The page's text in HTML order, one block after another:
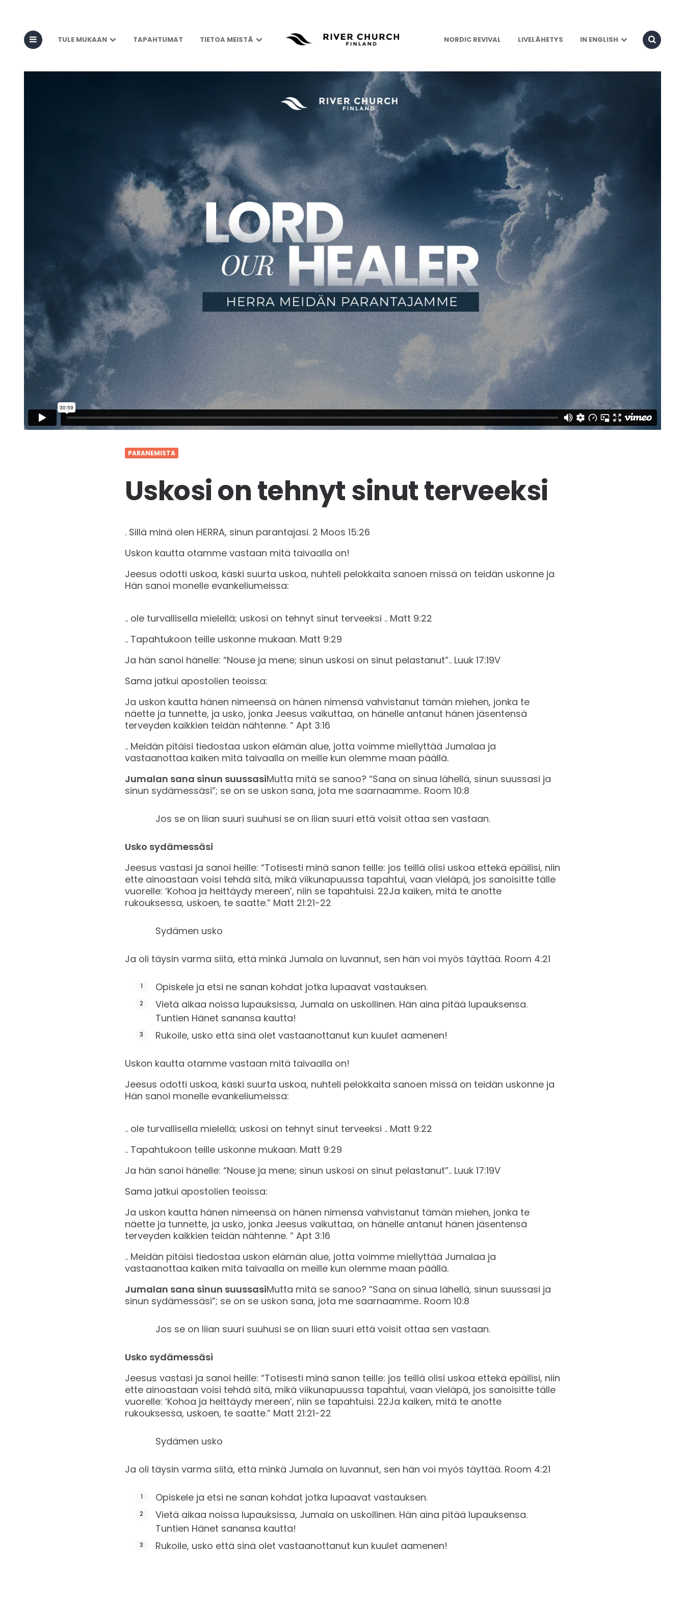
TULE MUKAAN TAPAHTUMAT TIETOA MEISTÄ NORDIC REVIVAL LIVELÄHETYS IN ENGLISH
PARANEMISTA
Uskosi on tehnyt sinut terveeksi
. Sillä minä olen HERRA, sinun parantajasi. ‭‭2 Moos ‭15:26‬ ‬‬
Uskon kautta otamme vastaan mitä taivaalla on!
Jeesus odotti uskoa, käski suurta uskoa, nuhteli pelokkaita sanoen missä on teidän uskonne ja
Hän sanoi monelle evankeliumeissa:
.. ole turvallisella mielellä; uskosi on tehnyt sinut terveeksi .. ‭‭Matt‬ ‭9:22‬‬
.. Tapahtukoon teille uskonne mukaan. ‭‭Matt‬ ‭9:29‬ ‬‬
Ja hän sanoi hänelle: “Nouse ja mene; sinun uskosi on sinut pelastanut”.. ‭‭Luuk‬ ‭17:19‬V
Sama jatkui apostolien teoissa:
Ja uskon kautta hänen nimeensä on hänen nimensä vahvistanut tämän miehen, jonka te
näette ja tunnette, ja usko, jonka Jeesus vaikuttaa, on hänelle antanut hänen jäsentensä
terveyden kaikkien teidän nähtenne. ” ‭‭Apt‬ ‭3:16‬ ‬‬
.. Meidän pitäisi tiedostaa uskon elämän alue, jotta voimme miellyttää Jumalaa ja
vastaanottaa kaiken mitä taivaalla on meille kun olemme maan päällä.
Jumalan sana sinun suussasiMutta mitä se sanoo? “Sana on sinua lähellä, sinun suussasi ja
sinun sydämessäsi”; se on se uskon sana, jota me saarnaamme.. ‭‭Room‬ ‭10:8‬ ‭‬‬
Jos se on liian suuri suuhusi se on liian suuri että voisit ottaa sen vastaan.
Usko sydämessäsi
Jeesus vastasi ja sanoi heille: “Totisesti minä sanon teille: jos teillä olisi uskoa ettekä epäilisi, niin
ette ainoastaan voisi tehdä sitä, mikä viikunapuussa tapahtui, vaan vieläpä, jos sanoisitte tälle
vuorelle: ‘Kohoa ja heittäydy mereen’, niin se tapahtuisi. 22Ja kaiken, mitä te anotte
rukouksessa, uskoen, te saatte.” ‭‭Matt‬ ‭21:21-22‬ ‬
Sydämen usko
Ja oli täysin varma siitä, että minkä Jumala on luvannut, sen hän voi myös täyttää. ‭‭Room‬ ‭4:21‬‬
Opiskele ja etsi ne sanan kohdat jotka lupaavat vastauksen.
Vietä aikaa noissa lupauksissa, Jumala on uskollinen. Hän aina pitää lupauksensa.
Tuntien Hänet sanansa kautta!
Rukoile, usko että sinä olet vastaanottanut kun kuulet aamenen!
Uskon kautta otamme vastaan mitä taivaalla on!
Jeesus odotti uskoa, käski suurta uskoa, nuhteli pelokkaita sanoen missä on teidän uskonne ja
Hän sanoi monelle evankeliumeissa:
.. ole turvallisella mielellä; uskosi on tehnyt sinut terveeksi .. ‭‭Matt‬ ‭9:22‬‬
.. Tapahtukoon teille uskonne mukaan. ‭‭Matt‬ ‭9:29‬ ‬‬
Ja hän sanoi hänelle: “Nouse ja mene; sinun uskosi on sinut pelastanut”.. ‭‭Luuk‬ ‭17:19‬V
Sama jatkui apostolien teoissa:
Ja uskon kautta hänen nimeensä on hänen nimensä vahvistanut tämän miehen, jonka te
näette ja tunnette, ja usko, jonka Jeesus vaikuttaa, on hänelle antanut hänen jäsentensä
terveyden kaikkien teidän nähtenne. ” ‭‭Apt‬ ‭3:16‬ ‬‬
.. Meidän pitäisi tiedostaa uskon elämän alue, jotta voimme miellyttää Jumalaa ja
vastaanottaa kaiken mitä taivaalla on meille kun olemme maan päällä.
Jumalan sana sinun suussasiMutta mitä se sanoo? “Sana on sinua lähellä, sinun suussasi ja
sinun sydämessäsi”; se on se uskon sana, jota me saarnaamme.. ‭‭Room‬ ‭10:8‬ ‭‬‬
Jos se on liian suuri suuhusi se on liian suuri että voisit ottaa sen vastaan.
Usko sydämessäsi
Jeesus vastasi ja sanoi heille: “Totisesti minä sanon teille: jos teillä olisi uskoa ettekä epäilisi, niin
ette ainoastaan voisi tehdä sitä, mikä viikunapuussa tapahtui, vaan vieläpä, jos sanoisitte tälle
vuorelle: ‘Kohoa ja heittäydy mereen’, niin se tapahtuisi. 22Ja kaiken, mitä te anotte
rukouksessa, uskoen, te saatte.” ‭‭Matt‬ ‭21:21-22‬ ‬
Sydämen usko
Ja oli täysin varma siitä, että minkä Jumala on luvannut, sen hän voi myös täyttää. ‭‭Room‬ ‭4:21‬‬
Opiskele ja etsi ne sanan kohdat jotka lupaavat vastauksen.
Vietä aikaa noissa lupauksissa, Jumala on uskollinen. Hän aina pitää lupauksensa.
Tuntien Hänet sanansa kautta!
Rukoile, usko että sinä olet vastaanottanut kun kuulet aamenen!